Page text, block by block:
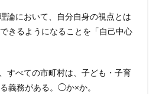
論において、自分自身の視点とは
きるようになることを「自己中心
すべての市町村は、子ども・子育
義務がある。◯か×か。